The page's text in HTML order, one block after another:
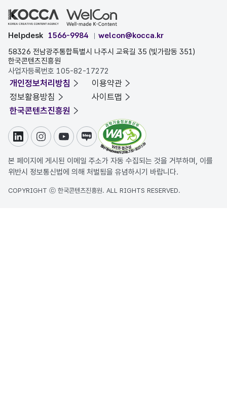
Helpdesk 1566-9984
welcon@kocca.kr
58326 전남광주통합특별시 나주시 교육길 35 (빛가람동 351)
한국콘텐츠진흥원
사업자등록번호 105-82-17272
개인정보처리방침
이용약관
정보활용방침
사이트맵
한국콘텐츠진흥원
링크드인인스타그램
유튜브블로그
본 페이지에 게시된 이메일 주소가 자동 수집되는 것을 거부하며, 이를
위반시 정보통신법에 의해 처벌됨을 유념하시기 바랍니다.
COPYRIGHT ⓒ 한국콘텐츠진흥원. ALL RIGHTS RESERVED.